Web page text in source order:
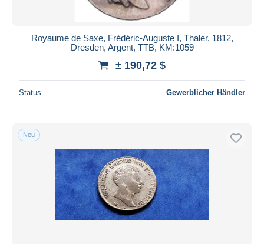
Royaume de Saxe, Frédéric-Auguste I, Thaler, 1812,
Dresden, Argent, TTB, KM:1059
± 190,72 $
Status Gewerblicher Händler
Neu